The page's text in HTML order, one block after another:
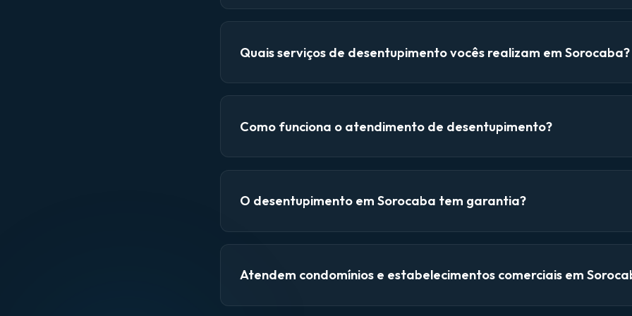
Quais serviços de desentupimento vocês realizam em Sorocaba?
Como funciona o atendimento de desentupimento?
O desentupimento em Sorocaba tem garantia?
Atendem condomínios e estabelecimentos comerciais em